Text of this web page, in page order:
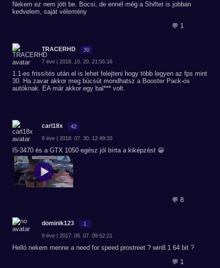
Nekem ez nem jött be. Bocsi, de ennél még a Shiftet is jobban
kedvelem, saját vélemény
💬 1
TRACERHD 30
7 éve | 2018. 10. 20. 21:55:16
1.1-es frissítés után el is lehet felejteni hogy több legyen az fps mint
30. Ha zavar akkor meg búcsút mondhatsz a Booster Pack-os
autóknak. EA már akkor egy bal*** volt.
carl18x 42
8 éve | 2018. 07. 30. 12:49:33
I5-3470 és a GTX 1050 egész jól bírta a kiképzést 😀
💬 8
dominik123 1
9 éve | 2017. 05. 07. 09:52:21
Helló nekem menne a need for speed prostreet ? win8.1 64 bit ?
💬 1